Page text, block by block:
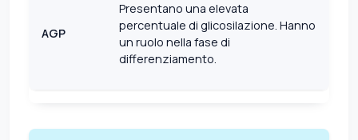
AGP
Presentano una elevata
percentuale di glicosilazione. Hanno
un ruolo nella fase di
differenziamento.